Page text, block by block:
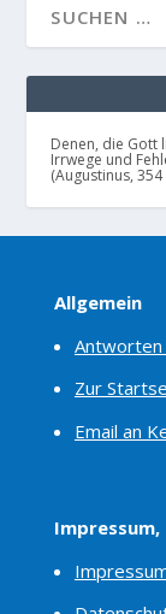
Denen, die Gott
Irrwege und
(Augustinus, 354
Allgemein
Antworten
Zur
Email an